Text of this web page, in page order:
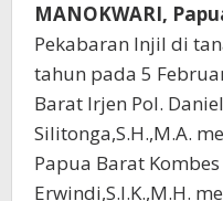
MANOKWARI,
Pekabaran Injil di
tahun pada 5
Barat Irjen Pol.
Silitonga,S.H.,M.A.
Papua Barat
Erwindi,S.I.K.,M.H.